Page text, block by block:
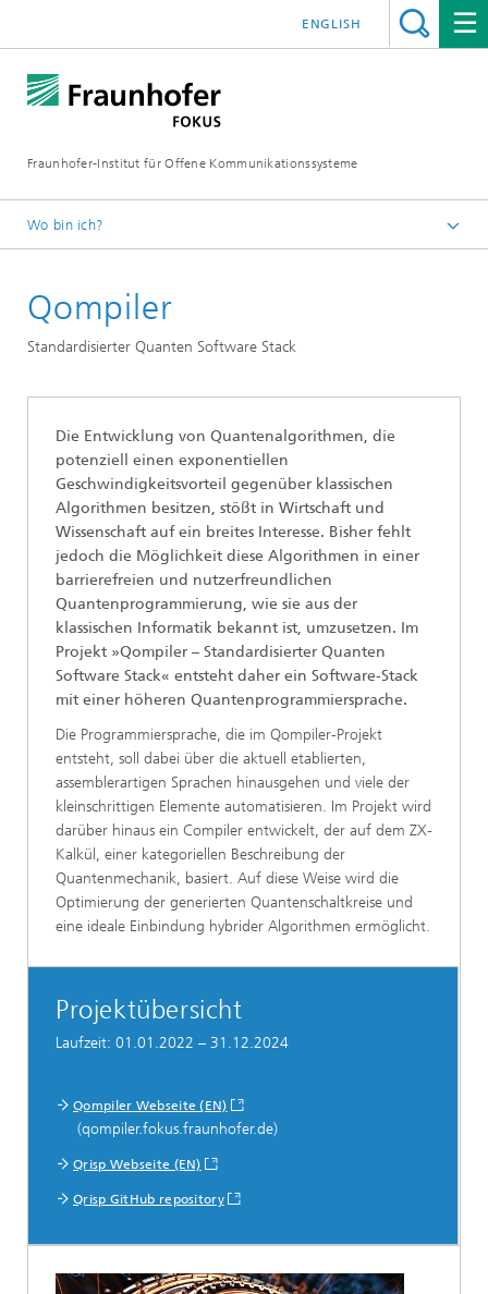
Fraunhofer-Institut für Offene Kommunikationssysteme
ENGLISH
Wo bin ich?
Quality Engineering
Qompiler
Standardisierter Quanten Software Stack
Die Entwicklung von Quantenalgorithmen, die
potenziell einen exponentiellen
Geschwindigkeitsvorteil gegenüber klassischen
Algorithmen besitzen, stößt in Wirtschaft und
Wissenschaft auf ein breites Interesse. Bisher fehlt
jedoch die Möglichkeit diese Algorithmen in einer
barrierefreien und nutzerfreundlichen
Quantenprogrammierung, wie sie aus der
klassischen Informatik bekannt ist, umzusetzen. Im
Projekt »Qompiler – Standardisierter Quanten
Software Stack« entsteht daher ein Software-Stack
mit einer höheren Quantenprogrammiersprache.
Die Programmiersprache, die im Qompiler-Projekt
entsteht, soll dabei über die aktuell etablierten,
assemblerartigen Sprachen hinausgehen und viele der
kleinschrittigen Elemente automatisieren. Im Projekt wird
darüber hinaus ein Compiler entwickelt, der auf dem ZX-
Kalkül, einer kategoriellen Beschreibung der
Quantenmechanik, basiert. Auf diese Weise wird die
Optimierung der generierten Quantenschaltkreise und
eine ideale Einbindung hybrider Algorithmen ermöglicht.
Projektübersicht
Laufzeit: 01.01.2022 – 31.12.2024
Qompiler Webseite (EN)
(qompiler.fokus.fraunhofer.de)
Qrisp Webseite (EN)
Qrisp GitHub repository